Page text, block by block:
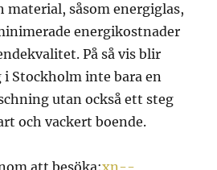
material, såsom energiglas,
energikostnader
På så vis blir
Stockholm inte bara en
utan också ett steg
och vackert boende.